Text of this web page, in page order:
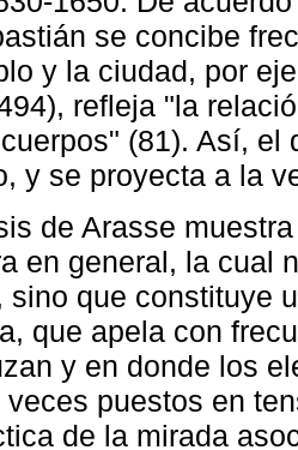
se concibe
y la ciudad, por
refleja "la
(81). Así,
y se proyecta a la
de Arasse
en general, la cual
sino que constituye
que apela con
y en donde los
veces puestos en
de la mirada